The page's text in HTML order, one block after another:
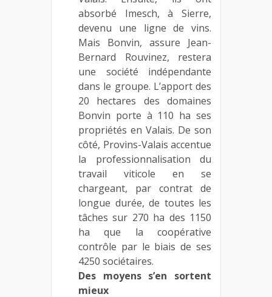
absorbé Imesch, à Sierre,
devenu une ligne de vins.
Mais Bonvin, assure Jean-
Bernard Rouvinez, restera
une société indépendante
dans le groupe. L’apport des
20 hectares des domaines
Bonvin porte à 110 ha ses
propriétés en Valais. De son
côté, Provins-Valais accentue
la professionnalisation du
travail viticole en se
chargeant, par contrat de
longue durée, de toutes les
tâches sur 270 ha des 1150
ha que la coopérative
contrôle par le biais de ses
4250 sociétaires.
Des moyens s’en sortent
mieux